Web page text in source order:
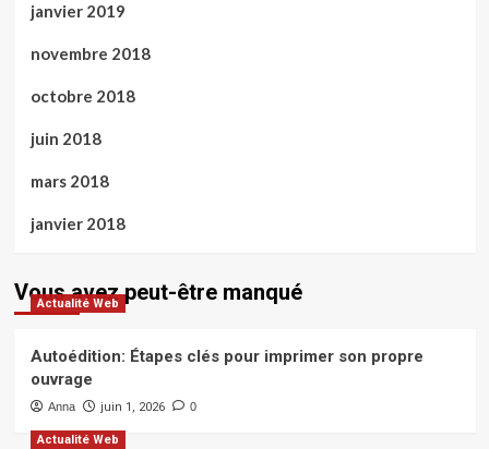
janvier 2019
novembre 2018
octobre 2018
juin 2018
mars 2018
janvier 2018
Vous avez peut-être manqué
Actualité Web
Autoédition: Étapes clés pour imprimer son propre
ouvrage
Anna juin 1, 2026 0
Actualité Web